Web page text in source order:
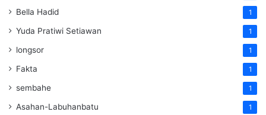
Bella Hadid 1
Yuda Pratiwi Setiawan 1
longsor 1
Fakta 1
sembahe 1
Asahan-Labuhanbatu 1